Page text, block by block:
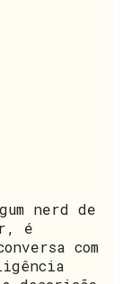
nerd de
é
com